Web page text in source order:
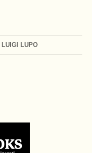
LUIGI LUPO